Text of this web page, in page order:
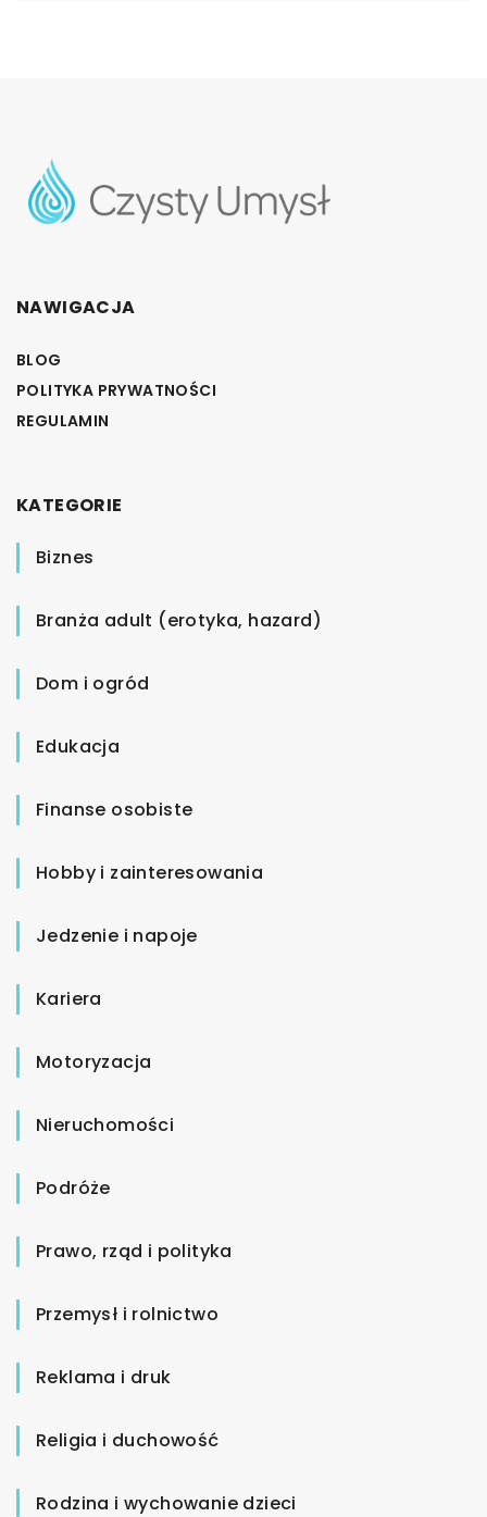
NAWIGACJA
BLOG
POLITYKA PRYWATNOŚCI
REGULAMIN
KATEGORIE
Biznes
Branża adult (erotyka, hazard)
Dom i ogród
Edukacja
Finanse osobiste
Hobby i zainteresowania
Jedzenie i napoje
Kariera
Motoryzacja
Nieruchomości
Podróże
Prawo, rząd i polityka
Przemysł i rolnictwo
Reklama i druk
Religia i duchowość
Rodzina i wychowanie dzieci